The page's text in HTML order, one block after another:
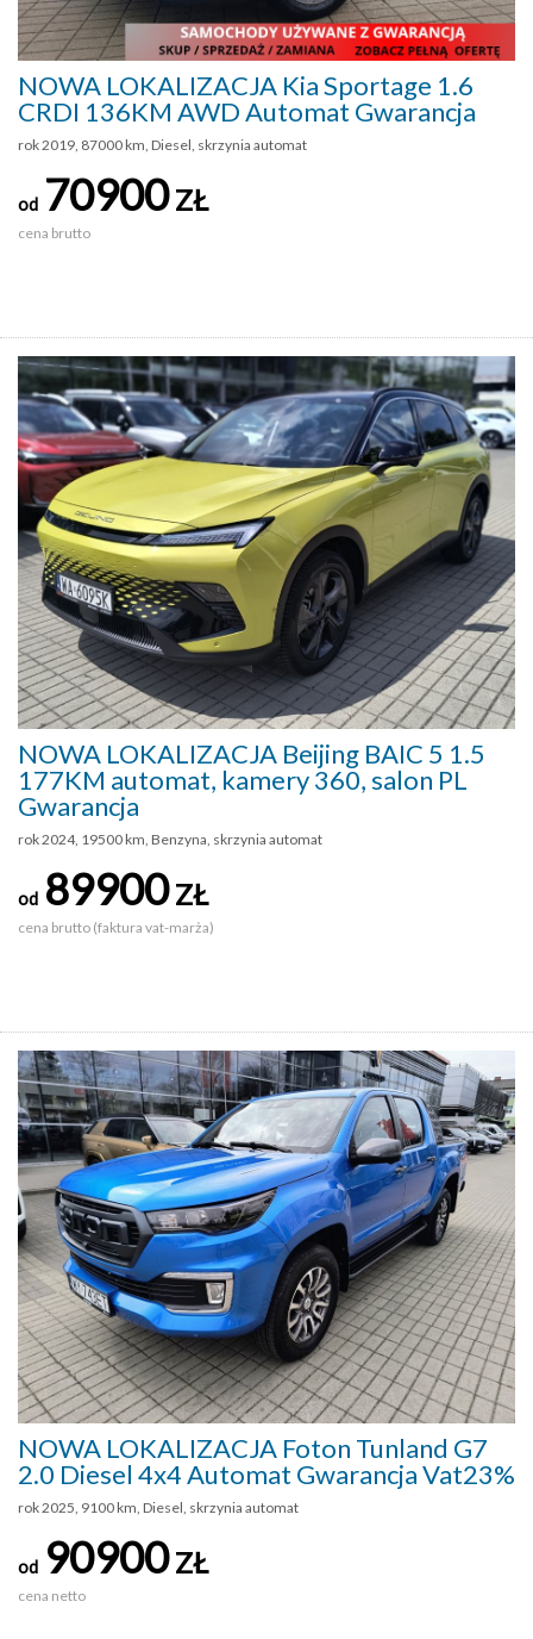
NOWA LOKALIZACJA Kia Sportage 1.6
CRDI 136KM AWD Automat Gwarancja
rok 2019, 87000 km, Diesel, skrzynia automat
od 70900ZŁ
cena brutto
NOWA LOKALIZACJA Beijing BAIC 5 1.5
177KM automat, kamery 360, salon PL
Gwarancja
rok 2024, 19500 km, Benzyna, skrzynia automat
od 89900ZŁ
cena brutto (faktura vat-marża)
NOWA LOKALIZACJA Foton Tunland G7
2.0 Diesel 4x4 Automat Gwarancja Vat23%
rok 2025, 9100 km, Diesel, skrzynia automat
od 90900ZŁ
cena netto